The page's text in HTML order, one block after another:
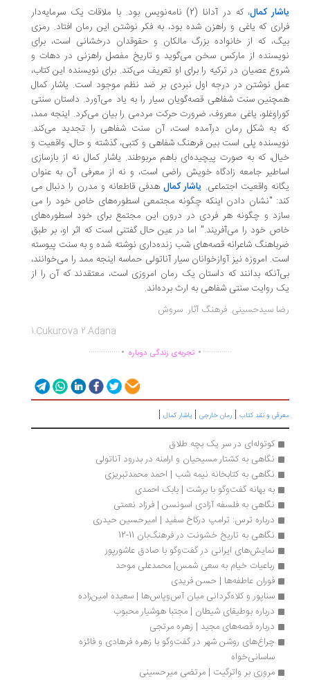
کمال
، که در آدانا (2) نامه­‌نویس بود. با ملاقات یک سرمایه­‌دار
که یاغی و راهزن شده بود، به فکر نوشتن این رمان افتاد. رمزی
که از خانواده بزرگ مالکان و حقوقدان درخشانی است، برای
از مارکس سخن می‌­گوید و تاریخ مفصل راهزنی در دهات و
عصیان در ترکیه را برای او تعریف می­‌کند. برای نویسنده این کتاب،
نوشتن در درجه اول نبردی بر ضد نظم موجود است. یاشار کمال
سنت شفاهی قصه­‌گویان سیار را به یاد می‌­آورد. داستان سنتی
یاغی معروف، ضرورت حرکت مردمی را بیان می­‌کرد. اینجه ممد،
به شکل رمان درآمده است، آن سنت شفاهی را تجدید می­‌کند.
پلی است بین فرهنگ شفاهی و کتبی، گذشته و حال، واقعیت و
که به صورت پیچیده‌­ای باهم مربوطند. یاشار کمال نه از بازسازی
جامعه زادگاه خویش راضی است، و نه از معرفی آن به عنوان
واقعیت اجتماعی.یاشار کمالهدفی قاطعانه و مدرن را دنبال می­‌
"نشان دادن اینکه چگونه مجتمعی اسطوره‌­های خاص خود را می­‌
و چگونه هر فردی در درون این مجتمع برای خود اسطوره‌­های
خود را می‌­آفریند." اما در عین حال گفتنی است که اثر او، بر طبق
شاعرانه قصه‌­های شب زنده­‌داری نوشته شده و به سنت پیوسته
امروزه نیز آوازخوانان سیار آناتولی حماسه اینجه ممد را می­‌خوانند،
بدانند که داستان یک رمان امروزی است، معتقدند که آن را از
روایت سنتی شفاهی به ارث برده‌­اند.
سیدحسینی. فرهنگ آثار. سروش
1.Cukurova 2.Adana
................تجربه‌ی زندگی دوباره ...............
و نقد کتاب|رمان خارجی|یاشار کمال|
کوتوله‌ای در سر یک بچه طلاق
نگاهی به کشتار مسیحیان و ارامنه در بدرود آناتولی
نگاهی به کتابخانه نیمه شب | احمد محمدتبریزی
به بهانه گفت‌وگو با برشت | بابک احمدی
نگاهی به فلسفه آزادی اسونسن | فرزاد نعمتی
درباره ترس: ترامپ درکاخ سفید | امیرحسین حیدری
نگاهی به تاریخ خشونت در فرهنگ‌بان 11-12
نمایش‌های ایرانی در گفت‌وگو با صادق عاشورپور
رباعیات خیام به سعی شمس| محمدعلی موحد
فوران عاطفه‌ها | حسن فریدی
سناپور و کلاه‌گردانی میان آس‌وپاس‌ها | سعیده امین‌زاده
درباره بوطیقای شیطان | مجتبا هوشیار محبوب
درباره قصه‌های مجید | زهره مرتجی
ساسانی‌خواه
مروری بر واترگیت | مرتضی میرحسینی